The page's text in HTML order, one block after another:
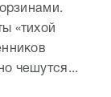
«тихой
чешутся...